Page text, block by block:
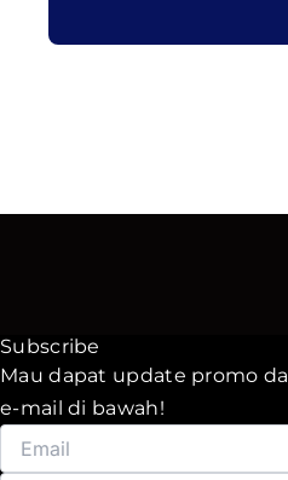
Subscribe
Mau dapat update promo
e-mail di bawah!